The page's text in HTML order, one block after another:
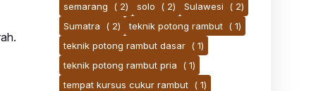
semarang
( 2) solo ( 2) Sulawesi
( 2)
Sumatra
( 2) teknik potong rambut ( 1)
teknik potong rambut dasar ( 1)
teknik potong rambut pria
( 1)
tempat kursus cukur rambut ( 1)